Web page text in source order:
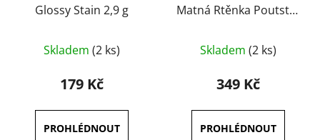
Glossy Stain 2,9 g
hodnocení
produktu
4,5
z
Skladem (2 ks)
179 Kč
Matná Rtěnka Poutstar
hodnocení
produktu
4,5
z
Skladem (2 ks)
349 Kč